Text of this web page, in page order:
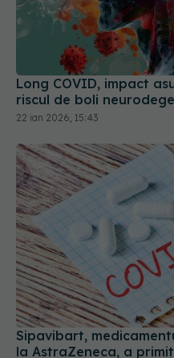
Long COVID, impact
riscul de boli
22 ian 2026, 15:43
Sipavibart,
la AstraZeneca, a
02 iul 2024, 12:22